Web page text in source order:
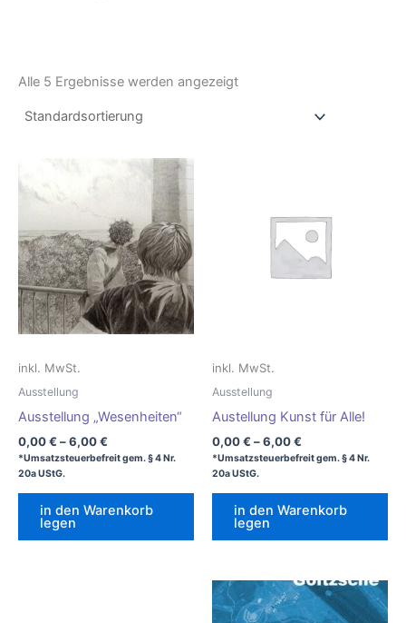
Alle 5 Ergebnisse werden angezeigt
inkl. MwSt.
Ausstellung
Ausstellung „Wesenheiten“
0,00€ –6,00€
*Umsatzsteuerbefreit gem. § 4 Nr.
20a UStG.
in den Warenkorb
legen
inkl. MwSt.
Ausstellung
Austellung Kunst für Alle!
0,00€ –6,00€
*Umsatzsteuerbefreit gem. § 4 Nr.
20a UStG.
in den Warenkorb
legen